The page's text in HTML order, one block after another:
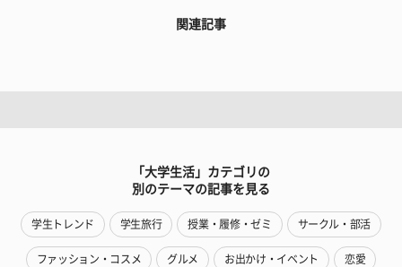
関連記事
「大学生活」カテゴリの
別のテーマの記事を見る
学生トレンド 学生旅行 授業・履修・ゼミ サークル・部活
ファッション・コスメ グルメ お出かけ・イベント 恋愛